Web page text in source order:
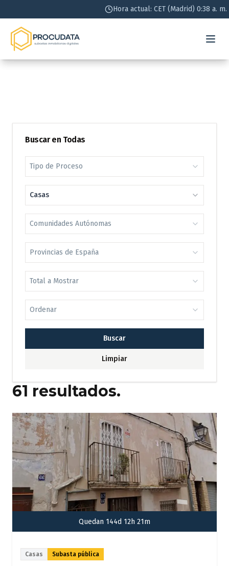
Hora actual: CET (Madrid) 0:38 a. m.
Hora actual: CET (Madrid) 0:38 a. m.
Buscar en Todas
Tipo de Proceso
Casas
Comunidades Autónomas
Provincias de España
Total a Mostrar
Ordenar
Buscar
Limpiar
61 resultados.
Quedan 144d 12h 21m
Casas Subasta pública